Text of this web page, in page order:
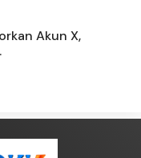
Akun X,